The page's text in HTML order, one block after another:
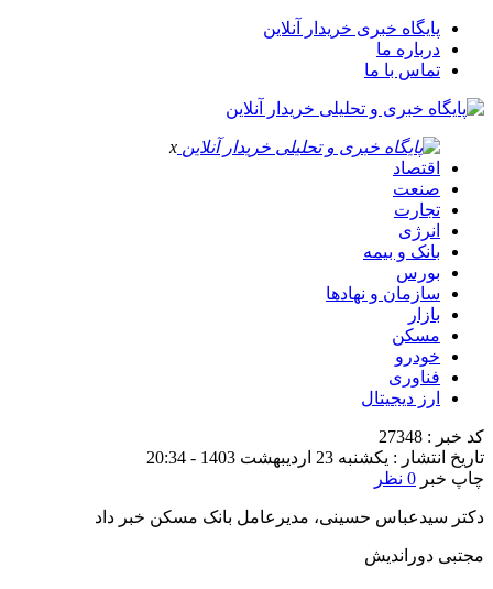
پایگاه خبری خریدار آنلاین
درباره ما
تماس با ما
x
اقتصاد
صنعت
تجارت
انرژی
بانک و بیمه
بورس
سازمان و نهادها
بازار
مسکن
خودرو
فناوری
ارز دیجیتال
کد خبر : 27348
تاریخ انتشار : یکشنبه 23 اردیبهشت 1403 - 20:34
چاپ خبر 0 نظر
دکتر سیدعباس حسینی، مدیرعامل بانک مسکن خبر داد
مجتبی دوراندیش